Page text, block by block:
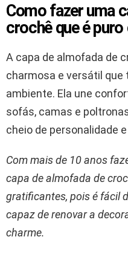
Como fazer uma
crochê que é
A capa de almofada de
charmosa e versátil
ambiente. Ela une
sofás, camas e
cheio de personalidade
Com mais de 10 anos
capa de almofada de
gratificantes, pois é fácil
capaz de renovar a
charme.